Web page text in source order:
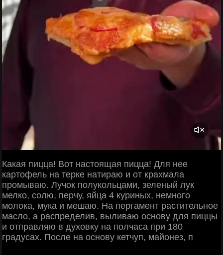
Какая пицца! Вот настоящая пицца! Для нее
картофель на терке натираю и от крахмала
промываю. Лучок полукольцами, зеленый лук
мелко, солю, перчу, яйца 4 куриных, немного
молока, мука и мешаю. На пергамент растительное
масло, а распределив, выливаю основу для пиццы
и отправляю в духовку на полчаса при 180
градусах. После на основу кетчуп, майонез, п